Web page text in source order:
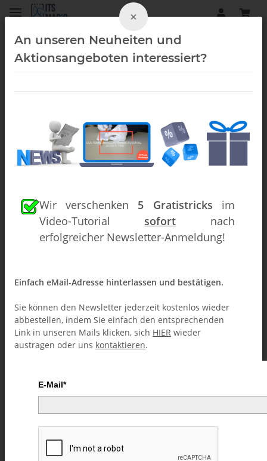
Daryl (Downloads)
DOWNLOAD
×
An unseren Neuheiten und
Aktionsangeboten interessiert?
Wir verschenken 5 Gratistricks im
Video-Tutorial sofort nach
erfolgreicher Newsletter-Anmeldung!
Einfach eMail-Adresse hinterlassen und bestätigen.
Sie können den Newsletter jederzeit kostenlos wieder
abbestellen, indem Sie einfach den entsprechenden
Link in unseren Mails klicken, sich HIER wieder
austragen oder uns kontaktieren.
E-Mail*